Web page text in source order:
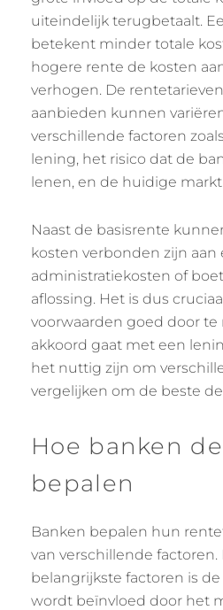
uiteindelijk terugbetaalt.
betekent minder totale
hogere rente de kosten
verhogen. De
aanbieden kunnen
verschillende factoren
lening, het risico dat de
lenen, en de huidige
Naast de basisrente
kosten verbonden zijn aan
administratiekosten of
aflossing. Het is dus
voorwaarden goed door
akkoord gaat met een
het nuttig zijn om
vergelijken om de beste
Hoe banken
bepalen
Banken bepalen hun
van verschillende factoren.
belangrijkste factoren is
wordt beïnvloed door het